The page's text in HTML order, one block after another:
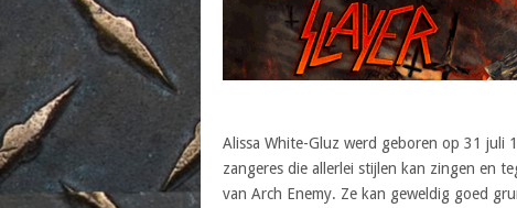
Alissa White-Gluz werd geboren op 31 juli
zangeres die allerlei stijlen kan zingen en
van Arch Enemy. Ze kan geweldig goed